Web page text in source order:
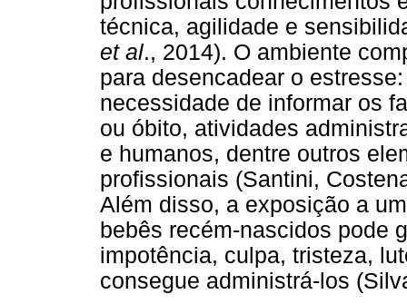
técnica, agilidade e
et al., 2014). O ambiente
para desencadear o
necessidade de informar os
ou óbito, atividades
e humanos, dentre outros
profissionais (Santini,
Além disso, a exposição a
bebês recém-nascidos pode
impotência, culpa, tristeza,
consegue administrá-los